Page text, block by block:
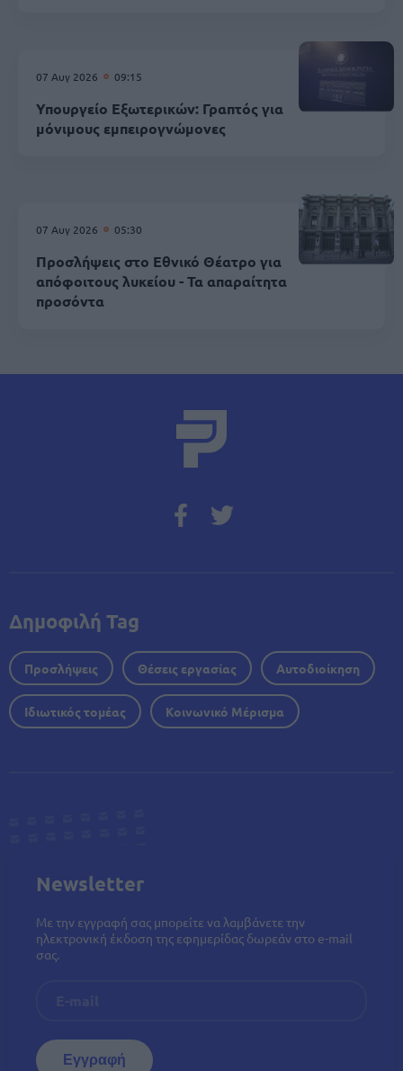
07 Αυγ 2026 09:15
Υπουργείο Εξωτερικών: Γραπτός για
μόνιμους εμπειρογνώμονες
07 Αυγ 2026 05:30
Προσλήψεις στο Εθνικό Θέατρο για
απόφοιτους λυκείου - Τα απαραίτητα
προσόντα
Δημοφιλή Tag
Προσλήψεις Θέσεις εργασίας Αυτοδιοίκηση
Ιδιωτικός τομέας Κοινωνικό Μέρισμα
Newsletter
Με την εγγραφή σας μπορείτε να λαμβάνετε την
ηλεκτρονική έκδοση της εφημερίδας δωρεάν στο e-mail
σας.